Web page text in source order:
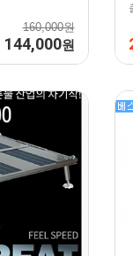
160,000원
144,000원